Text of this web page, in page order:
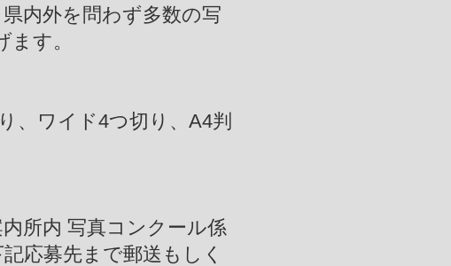
内外を問わず多数の写
す。
、ワイド4つ切り、A4判
所内 写真コンクール係
応募先まで郵送もしく